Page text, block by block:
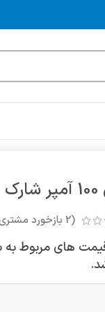
(
2 بازخورد
های مربوط به